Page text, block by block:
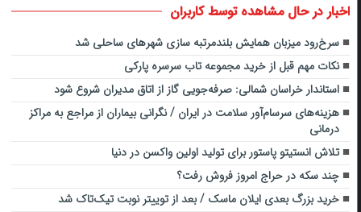
اخبار در حال مشاهده توسط کاربران
سرخ‌رود میزبان همایش بلندمرتبه سازی شهرهای ساحلی شد
نکات مهم قبل از خرید مجموعه تاب سرسره پارکی
استاندار خراسان شمالی: صرفه‌جویی گاز از اتاق مدیران شروع شود
هزینه‌های سرسام‌آور سلامت در ایران / نگرانی بیماران از مراجع به مراکز
درمانی
تلاش انستیتو پاستور برای تولید اولین واکسن در دنیا
چند سکه در حراج امروز فروش رفت؟
خرید بزرگ بعدی ایلان ماسک / بعد از توییتر نوبت تیک‌تاک شد